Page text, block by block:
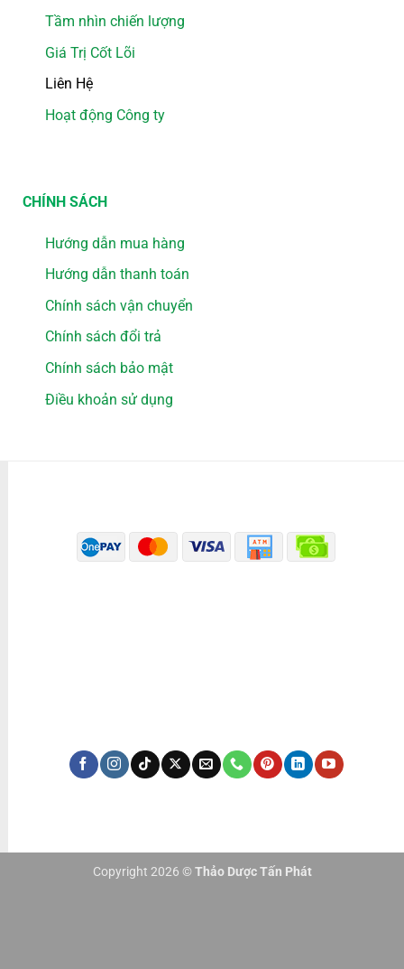
Tầm nhìn chiến lượng
Giá Trị Cốt Lõi
Liên Hệ
Hoạt động Công ty
CHÍNH SÁCH
Hướng dẫn mua hàng
Hướng dẫn thanh toán
Chính sách vận chuyển
Chính sách đổi trả
Chính sách bảo mật
Điều khoản sử dụng
Copyright 2026 © Thảo Dược Tấn Phát